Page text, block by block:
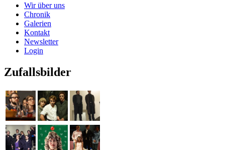
Wir über uns
Chronik
Galerien
Kontakt
Newsletter
Login
Zufallsbilder